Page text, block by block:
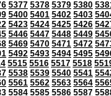
5377 5378 5379 5380
5400 5401 5402 5403
5423 5424 5425 5426
5446 5447 5448 5449
5469 5470 5471 5472
5492 5493 5494 5495
5515 5516 5517 5518
5538 5539 5540 5541
5561 5562 5563 5564
5584 5585 5586 5587